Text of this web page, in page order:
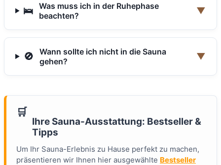
🛌
Was muss ich in der Ruhephase
beachten?
▼
🚫
Wann sollte ich nicht in die Sauna
gehen?
▼
🛒
Ihre Sauna-Ausstattung: Bestseller &
Tipps
Um Ihr Sauna-Erlebnis zu Hause perfekt zu machen,
präsentieren wir Ihnen hier ausgewählte Bestseller